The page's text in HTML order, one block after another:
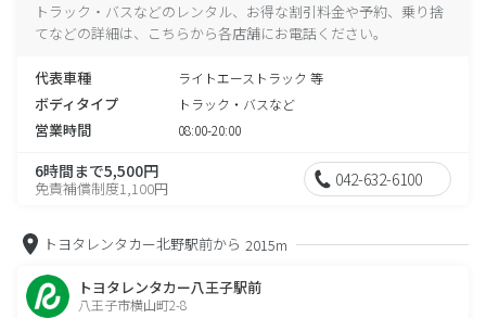
トラック・バスなどのレンタル、お得な割引料金や予約、乗り捨
てなどの詳細は、こちらから各店舗にお電話ください。
代表車種 ライトエーストラック 等
ボディタイプ トラック・バスなど
営業時間 08:00-20:00
6時間まで5,500円
免責補償制度1,100円 042-632-6100
トヨタレンタカー北野駅前から 2015m
トヨタレンタカー八王子駅前
八王子市横山町2-8